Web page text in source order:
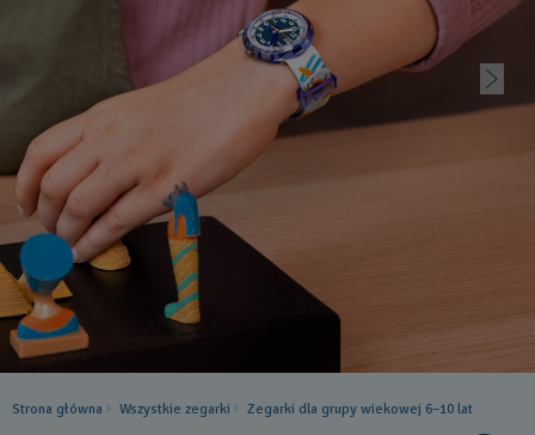
Strona główna Wszystkie zegarki Zegarki dla grupy wiekowej 6–10 lat